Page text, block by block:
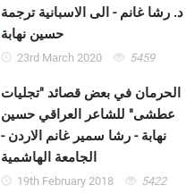
د. رشا غانم - الى الاسبانية ترجمة
حسين نهابة
23rd March 2020 5459
الحرمان في بعض قصائد "تجليات
عطشى" للشاعر العراقي حسين
نهابة - رشا سمير غانم الاردن -
الجامعة الهاشمية
19th February 2018 5422